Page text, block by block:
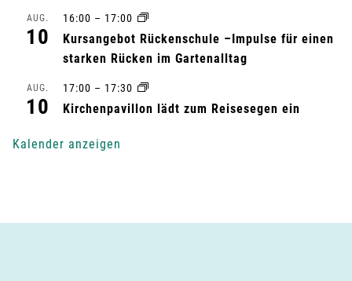
AUG.
10
16:00 – 17:00
Kursangebot Rückenschule –Impulse für einen
starken Rücken im Gartenalltag
AUG.
10
17:00 – 17:30
Kirchenpavillon lädt zum Reisesegen ein
Kalender anzeigen